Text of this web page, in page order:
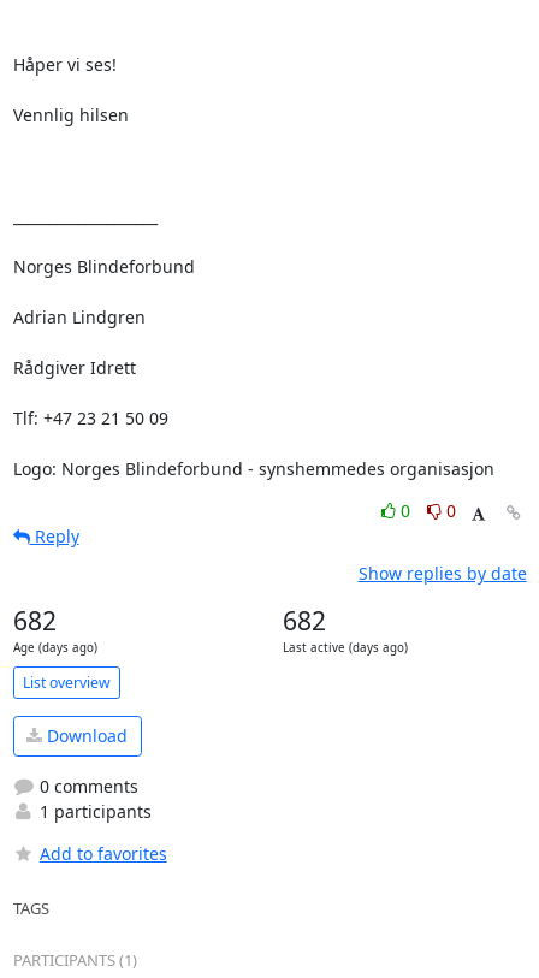
Håper vi ses!
Vennlig hilsen
Norges Blindeforbund
Adrian Lindgren
Rådgiver Idrett
Tlf: +47 23 21 50 09
Logo: Norges Blindeforbund - synshemmedes organisasjon
0
0
Reply
Show replies by date
682
Age (days ago)
682
Last active (days ago)
List overview
Download
0 comments
1 participants
Add to favorites
TAGS
PARTICIPANTS (1)